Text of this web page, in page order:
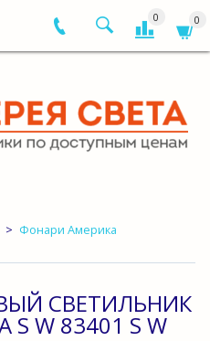
0 0
Фонари Америка
СВЕТИЛЬНИК
S W 83401 S W